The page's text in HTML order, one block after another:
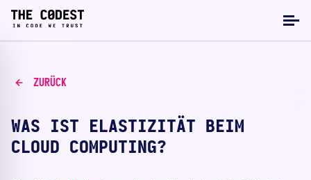
ZURÜCK
WAS IST ELASTIZITÄT BEIM
CLOUD COMPUTING?